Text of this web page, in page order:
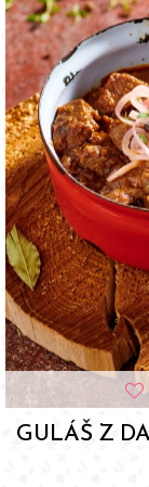
favorite
GULÁŠ Z